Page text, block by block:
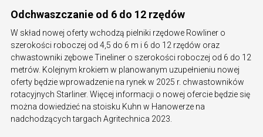
Odchwaszczanie od 6 do 12 rzędów
W skład nowej oferty wchodzą pielniki rzędowe Rowliner o
szerokości roboczej od 4,5 do 6 m i 6 do 12 rzędów oraz
chwastowniki zębowe Tineliner o szerokości roboczej od 6 do 12
metrów. Kolejnym krokiem w planowanym uzupełnieniu nowej
oferty będzie wprowadzenie na rynek w 2025 r. chwastowników
rotacyjnych Starliner. Więcej informacji o nowej ofercie będzie się
można dowiedzieć na stoisku Kuhn w Hanowerze na
nadchodzących targach Agritechnica 2023.